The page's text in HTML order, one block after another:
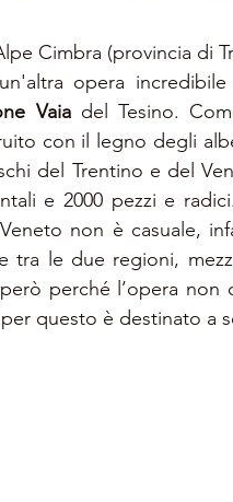
Cimbra (provincia di
opera
Vaia del Tesino.
con il legno degli
del Trentino e del
e 2000 pezzi e radici.
non è casuale,
tra le due regioni,
perché l’opera non
questo è destinato a